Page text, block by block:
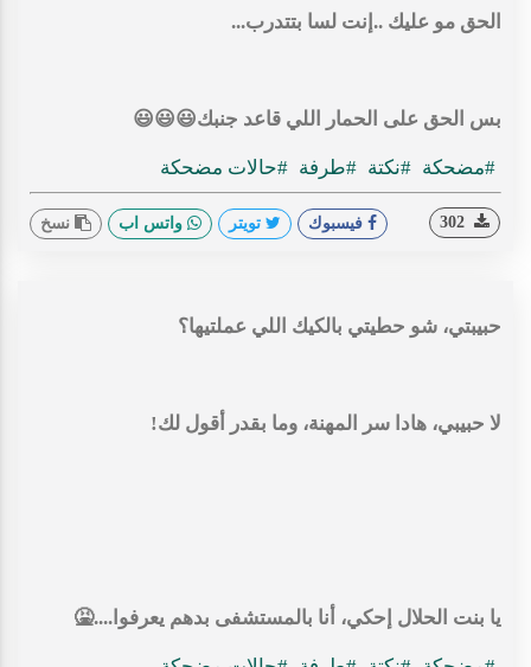
الحق مو عليك ..إنت لسا بتتدرب...
بس الحق على الحمار اللي قاعد جنبك😃😃😃
#مضحكة #نكتة #طرفة #حالات مضحكة
فيسبوك تويتر واتس اب نسخ
حبيبتي، شو حطيتي بالكيك اللي عملتيها؟
لا حبيبي، هادا سر المهنة، وما بقدر أقول لك!
يا بنت الحلال إحكي، أنا بالمستشفى بدهم يعرفوا....🤮